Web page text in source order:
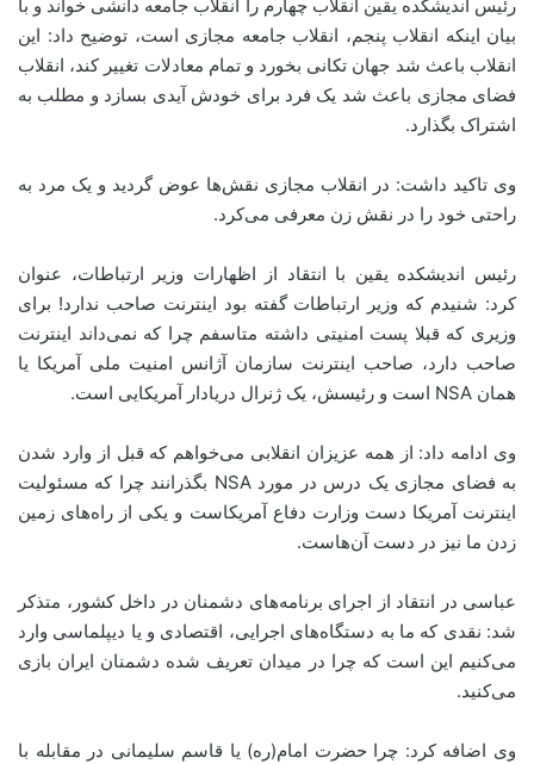
رئیس اندیشکده یقین انقلاب چهارم را انقلاب جامعه دانشی خواند و با
بیان اینکه انقلاب پنجم، انقلاب جامعه مجازی است، توضیح داد: این
انقلاب باعث شد جهان تکانی بخورد و تمام معادلات تغییر کند، انقلاب
فضای مجازی باعث شد یک فرد برای خودش آیدی بسازد و مطلب به
اشتراک بگذارد.
وی تاکید داشت: در انقلاب مجازی نقش‌ها عوض گردید و یک مرد به
راحتی خود را در نقش زن معرفی می‌کرد.
رئیس اندیشکده یقین با انتقاد از اظهارات وزیر ارتباطات، عنوان
کرد: شنیدم که وزیر ارتباطات گفته بود اینترنت صاحب ندارد! برای
وزیری که قبلا پست امنیتی داشته متاسفم چرا که نمی‌داند اینترنت
صاحب دارد، صاحب اینترنت سازمان آژانس امنیت ملی آمریکا یا
همان NSA است و رئیسش، یک ژنرال دریادار آمریکایی است.
وی ادامه داد: از همه عزیزان انقلابی می‌خواهم که قبل از وارد شدن
به فضای مجازی یک درس در مورد NSA بگذرانند چرا که مسئولیت
اینترنت آمریکا دست وزارت دفاع آمریکاست و یکی از راه‌های زمین
زدن ما نیز در دست آن‌هاست.
عباسی در انتقاد از اجرای برنامه‌های دشمنان در داخل کشور، متذکر
شد: نقدی که ما به دستگاه‌های اجرایی، اقتصادی و یا دیپلماسی وارد
می‌کنیم این است که چرا در میدان تعریف شده دشمنان ایران بازی
می‌کنید.
وی اضافه کرد: چرا حضرت امام(ره) یا قاسم سلیمانی در مقابله با